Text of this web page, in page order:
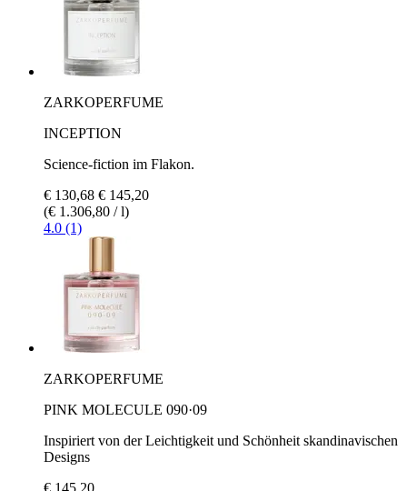
ZARKOPERFUME
INCEPTION
Science-fiction im Flakon.
€ 130,68 € 145,20
(€ 1.306,80 / l)
4.0 (1)
ZARKOPERFUME
PINK MOLECULE 090·09
Inspiriert von der Leichtigkeit und Schönheit skandinavischen
Designs
€ 145,20